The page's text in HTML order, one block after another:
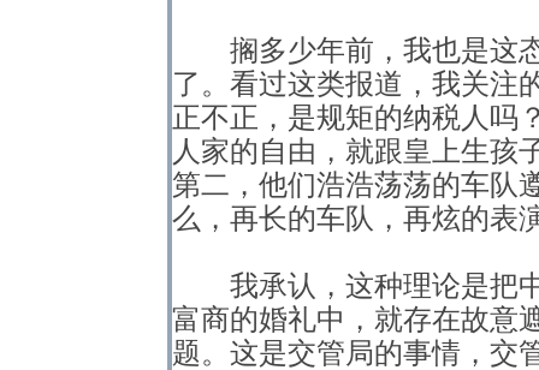
搁多少年前，我也是这态
了。看过这类报道，我关注
正不正，是规矩的纳税人吗
人家的自由，就跟皇上生孩
第二，他们浩浩荡荡的车队
么，再长的车队，再炫的表
我承认，这种理论是把中
富商的婚礼中，就存在故意
题。这是交管局的事情，交